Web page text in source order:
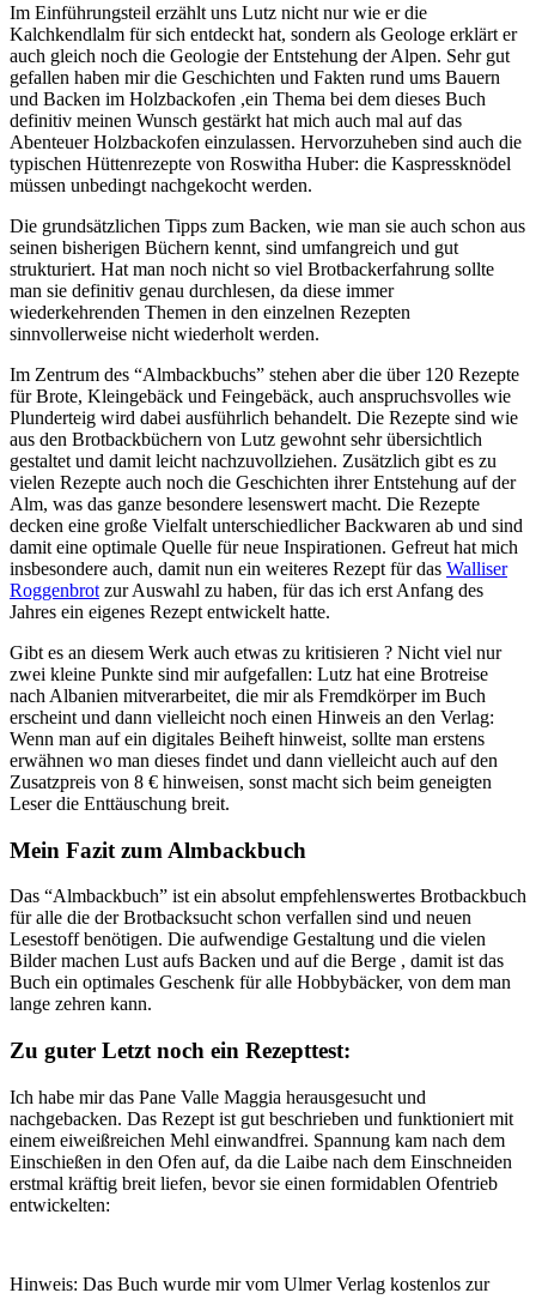
Im Einführungsteil erzählt uns Lutz nicht nur wie er die
Kalchkendlalm für sich entdeckt hat, sondern als Geologe erklärt er
auch gleich noch die Geologie der Entstehung der Alpen. Sehr gut
gefallen haben mir die Geschichten und Fakten rund ums Bauern
und Backen im Holzbackofen ,ein Thema bei dem dieses Buch
definitiv meinen Wunsch gestärkt hat mich auch mal auf das
Abenteuer Holzbackofen einzulassen. Hervorzuheben sind auch die
typischen Hüttenrezepte von Roswitha Huber: die Kaspressknödel
müssen unbedingt nachgekocht werden.
Die grundsätzlichen Tipps zum Backen, wie man sie auch schon aus
seinen bisherigen Büchern kennt, sind umfangreich und gut
strukturiert. Hat man noch nicht so viel Brotbackerfahrung sollte
man sie definitiv genau durchlesen, da diese immer
wiederkehrenden Themen in den einzelnen Rezepten
sinnvollerweise nicht wiederholt werden.
Im Zentrum des “Almbackbuchs” stehen aber die über 120 Rezepte
für Brote, Kleingebäck und Feingebäck, auch anspruchsvolles wie
Plunderteig wird dabei ausführlich behandelt. Die Rezepte sind wie
aus den Brotbackbüchern von Lutz gewohnt sehr übersichtlich
gestaltet und damit leicht nachzuvollziehen. Zusätzlich gibt es zu
vielen Rezepte auch noch die Geschichten ihrer Entstehung auf der
Alm, was das ganze besondere lesenswert macht. Die Rezepte
decken eine große Vielfalt unterschiedlicher Backwaren ab und sind
damit eine optimale Quelle für neue Inspirationen. Gefreut hat mich
insbesondere auch, damit nun ein weiteres Rezept für das Walliser
Roggenbrot zur Auswahl zu haben, für das ich erst Anfang des
Jahres ein eigenes Rezept entwickelt hatte.
Gibt es an diesem Werk auch etwas zu kritisieren ? Nicht viel nur
zwei kleine Punkte sind mir aufgefallen: Lutz hat eine Brotreise
nach Albanien mitverarbeitet, die mir als Fremdkörper im Buch
erscheint und dann vielleicht noch einen Hinweis an den Verlag:
Wenn man auf ein digitales Beiheft hinweist, sollte man erstens
erwähnen wo man dieses findet und dann vielleicht auch auf den
Zusatzpreis von 8 € hinweisen, sonst macht sich beim geneigten
Leser die Enttäuschung breit.
Mein Fazit zum Almbackbuch
Das “Almbackbuch” ist ein absolut empfehlenswertes Brotbackbuch
für alle die der Brotbacksucht schon verfallen sind und neuen
Lesestoff benötigen. Die aufwendige Gestaltung und die vielen
Bilder machen Lust aufs Backen und auf die Berge , damit ist das
Buch ein optimales Geschenk für alle Hobbybäcker, von dem man
lange zehren kann.
Zu guter Letzt noch ein Rezepttest:
Ich habe mir das Pane Valle Maggia herausgesucht und
nachgebacken. Das Rezept ist gut beschrieben und funktioniert mit
einem eiweißreichen Mehl einwandfrei. Spannung kam nach dem
Einschießen in den Ofen auf, da die Laibe nach dem Einschneiden
erstmal kräftig breit liefen, bevor sie einen formidablen Ofentrieb
entwickelten:
Hinweis: Das Buch wurde mir vom Ulmer Verlag kostenlos zur